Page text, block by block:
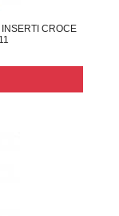
INSERTI CROCE